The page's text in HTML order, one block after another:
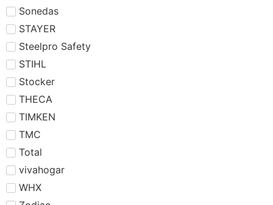
Sonedas
STAYER
Steelpro Safety
STIHL
Stocker
THECA
TIMKEN
TMC
Total
vivahogar
WHX